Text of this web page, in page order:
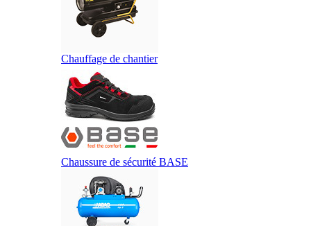
Chauffage de chantier
Chaussure de sécurité BASE